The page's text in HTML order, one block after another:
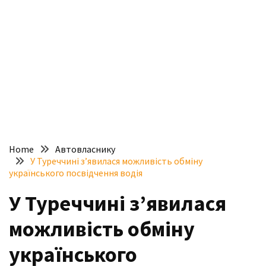
шукати
“як
злити
бензин”
Scania
Home
Автовласнику
У Туреччині з’явилася можливість обміну
українського посвідчення водія
У Туреччині з’явилася
можливість обміну
українського